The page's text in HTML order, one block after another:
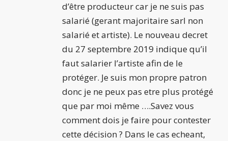
d’être producteur car je ne suis pas
salarié (gerant majoritaire sarl non
salarié et artiste). Le nouveau decret
du 27 septembre 2019 indique qu’il
faut salarier l’artiste afin de le
protéger. Je suis mon propre patron
donc je ne peux pas etre plus protégé
que par moi même ….Savez vous
comment dois je faire pour contester
cette décision ? Dans le cas echeant,